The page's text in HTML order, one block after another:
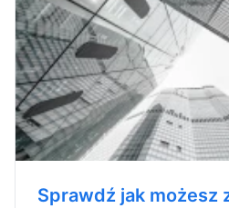
Sprawdź jak możesz